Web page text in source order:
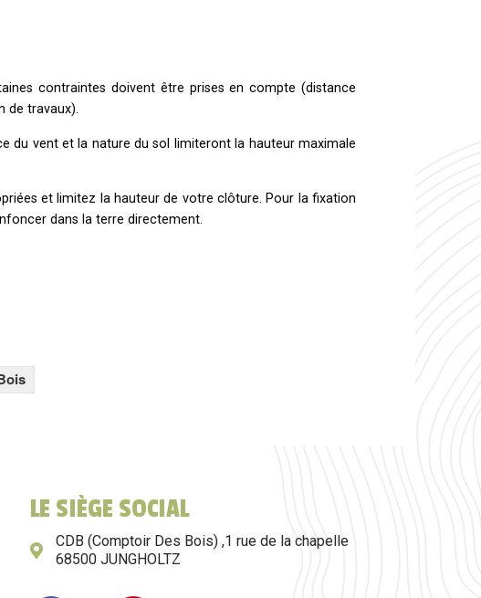
contraintes doivent être prises en compte (distance
de travaux).
du vent et la nature du sol limiteront la hauteur maximale
et limitez la hauteur de votre clôture. Pour la fixation
dans la terre directement.
LE SIÈGE SOCIAL
CDB (Comptoir Des Bois) ,1 rue de la chapelle
68500 JUNGHOLTZ